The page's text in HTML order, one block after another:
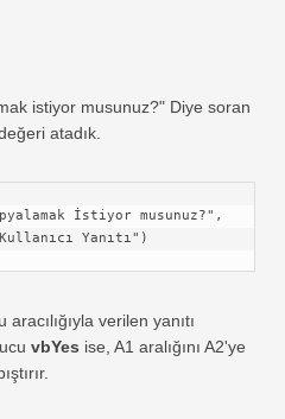
istiyor musunuz?" Diye soran
atadık.
İstiyor musunuz?",
Yanıtı")
verilen yanıtı
vbYes ise, A1 aralığını A2'ye